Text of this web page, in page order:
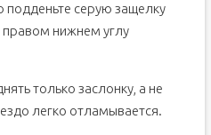
подденьте серую защелку
правом нижнем углу
только заслонку, а не
легко отламывается.